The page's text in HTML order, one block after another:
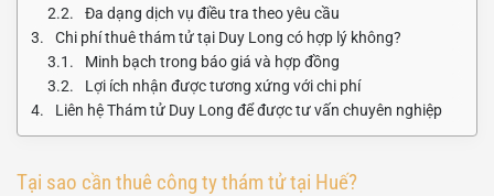
Đa dạng dịch vụ điều tra theo yêu cầu
Chi phí thuê thám tử tại Duy Long có hợp lý không?
Minh bạch trong báo giá và hợp đồng
Lợi ích nhận được tương xứng với chi phí
Liên hệ Thám tử Duy Long để được tư vấn chuyên nghiệp
Tại sao cần thuê công ty thám tử tại Huế?